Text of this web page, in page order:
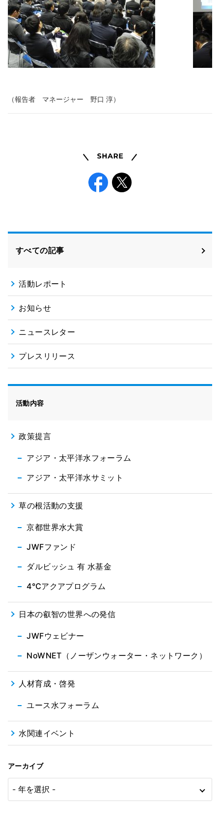
（報告者 マネージャー 野口 淳）
Share
すべての記事
活動レポート
お知らせ
ニュースレター
プレスリリース
活動内容
政策提言
アジア・太平洋水フォーラム
アジア・太平洋水サミット
草の根活動の支援
京都世界水大賞
JWFファンド
ダルビッシュ 有 水基金
4℃アクアプログラム
日本の叡智の世界への発信
JWFウェビナー
NoWNET（ノーザンウォーター・ネットワーク）
人材育成・啓発
ユース水フォーラム
水関連イベント
アーカイブ